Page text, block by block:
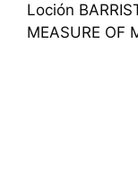
Loción
MEASURE OF